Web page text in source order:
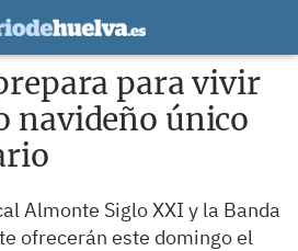
para vivir
navideño único
Almonte Siglo XXI y la Banda
ofrecerán este domingo el